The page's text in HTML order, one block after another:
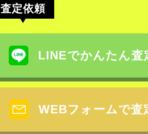
査定依頼
LINEでかんたん査
WEBフォームで査